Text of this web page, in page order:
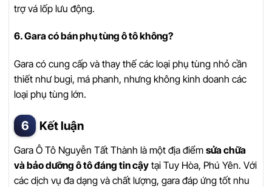
trợ vá lốp lưu động.
6. Gara có bán phụ tùng ô tô không?
Gara có cung cấp và thay thế các loại phụ tùng nhỏ cần
thiết như bugi, má phanh, nhưng không kinh doanh các
loại phụ tùng lớn.
Kết luận
Gara Ô Tô Nguyễn Tất Thành là một địa điểm sửa chữa
và bảo dưỡng ô tô đáng tin cậy tại Tuy Hòa, Phú Yên. Với
các dịch vụ đa dạng và chất lượng, gara đáp ứng tốt nhu